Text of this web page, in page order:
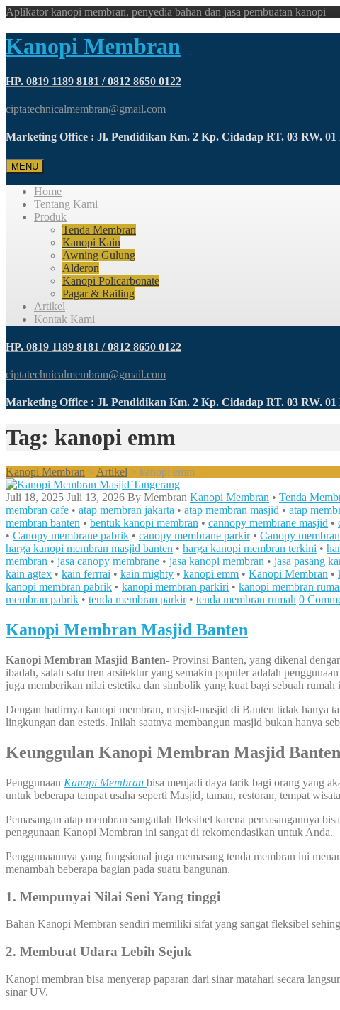
Aplikator kanopi membran, penyedia bahan dan jasa pembuatan kanopi
Kanopi Membran
HP. 0819 1189 8181 / 0812 8650 0122
ciptatechnicalmembran@gmail.com
Marketing Office : Jl. Pendidikan Km. 2 Kp. Cidadap RT. 03 RW.
MENU
Home
Tentang Kami
Produk
Tenda Membran
Kanopi Kain
Awning Gulung
Alderon
Kanopi Policarbonate
Pagar & Railing
Artikel
Kontak Kami
HP. 0819 1189 8181 / 0812 8650 0122
ciptatechnicalmembran@gmail.com
Marketing Office : Jl. Pendidikan Km. 2 Kp. Cidadap RT. 03 RW.
Tag: kanopi emm
Kanopi Membran > Artikel > kanopi emm
Juli 18, 2025 Juli 13, 2026 By Membran Kanopi Membran • Tenda
membran cafe • atap membran jakarta • atap membran masjid • atap
membran banten • bentuk kanopi membran • cannopy membrane masjid •
• Canopy membrane pabrik • canopy membrane parkir• Canopy
harga kanopi membran masjid banten • harga kanopi membran terkini •
membran • jasa canopy membrane • jasa kanopi membran • jasa pasang
kain agtex • kain ferrrai • kain mighty • kanopi emm • Kanopi Membran •
kanopi membran pabrik • kanopi membran parkiri • kanopi membran
membran pabrik • tenda membran parkir• tenda membran rumah 0
Kanopi Membran Masjid Banten
Kanopi Membran Masjid Banten- Provinsi Banten, yang dikenal
ibadah, salah satu tren arsitektur yang semakin populer adalah penggunaan
juga memberikan nilai estetika dan simbolik yang kuat bagi sebuah rumah
Dengan hadirnya kanopi membran, masjid-masjid di Banten tidak hanya
lingkungan dan estetis. Inilah saatnya membangun masjid bukan hanya
Keunggulan Kanopi Membran Masjid Banten
Penggunaan Kanopi Membran bisa menjadi daya tarik bagi orang yang
untuk beberapa tempat usaha seperti Masjid, taman, restoran, tempat
Pemasangan atap membran sangatlah fleksibel karena pemasangannya
penggunaan Kanopi Membran ini sangat di rekomendasikan untuk Anda.
Penggunaannya yang fungsional juga memasang tenda membran ini
menambah beberapa bagian pada suatu bangunan.
1. Mempunyai Nilai Seni Yang tinggi
Bahan Kanopi Membran sendiri memiliki sifat yang sangat fleksibel
2. Membuat Udara Lebih Sejuk
Kanopi membran bisa menyerap paparan dari sinar matahari secara
sinar UV.